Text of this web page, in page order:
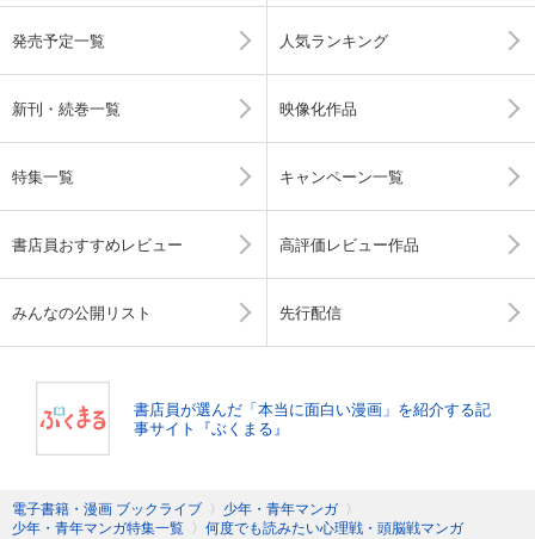
発売予定一覧 人気ランキング
新刊・続巻一覧 映像化作品
特集一覧 キャンペーン一覧
書店員おすすめレビュー 高評価レビュー作品
みんなの公開リスト 先行配信
書店員が選んだ「本当に面白い漫画」を紹介する記
事サイト『ぶくまる』
電子書籍・漫画 ブックライブ 〉 少年・青年マンガ 〉
少年・青年マンガ特集一覧 〉 何度でも読みたい心理戦・頭脳戦マンガ